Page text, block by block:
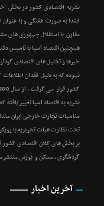
نشریه اقتصادی کشور در بخش
ابتدا به صورت هفتگی و با
مقارن با استقلال جمهوری های
همچنین اقتصاد آسیا با تاسیس
خبرها و تحلیل های اقتصادی
نموده که به دلیل فقدان
کشور قرار می گرفت . از سال 1380 با تمرکز بر اقتصاد منطقه نام این
نشریه به اقتصاد آسیا تغییر
مناسبات تجارت خارجی ایران
تحت نظارت هیات تحریریه با
بر بخش های کلان اقتصادی کشور
گردشگری ، مسکن و بورس منتشر
آخرین اخبار